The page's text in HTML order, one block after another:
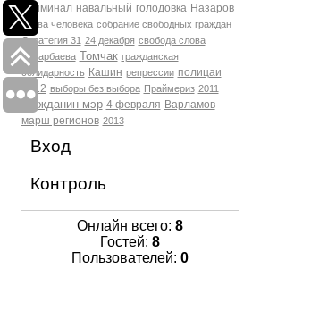
Криминал навальный голодовка Назаров
права человека собрание свободных граждан
Стратегия 31 24 декабря свобода слова
Бухарбаева Томчак гражданская
солидарность Кашин репрессии полицаи
2012 выборы без выбора Праймериз 2011
гражданин мэр 4 февраля Варламов
марш регионов 2013
Вход
Контроль
Онлайн всего: 8
Гостей: 8
Пользователей: 0